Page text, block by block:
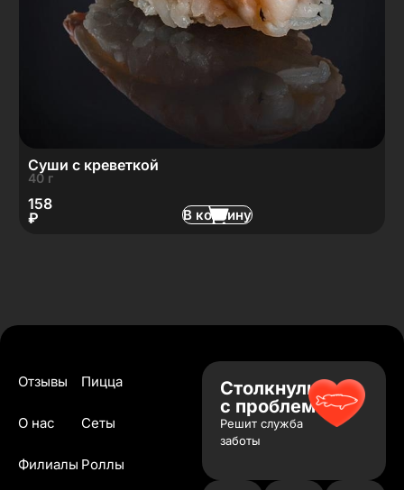
Суши с креветкой
40 г
158
₽
В корзину
Отзывы
О нас
Филиалы
Пицца
Сеты
Роллы
Столкнулись
с проблемой?
Решит служба
заботы